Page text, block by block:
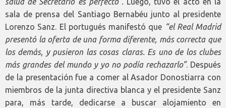
sala de prensa del Santiago Bernabéu junto al presidente
Lorenzo Sanz. El portugués manifestó que “el Real Madrid
presentó la oferta de una forma diferente, más correcta que
los demás, y pusieron las cosas claras. Es uno de los clubes
más grandes del mundo y yo no podía rechazarlo”. Después
de la presentación fue a comer al Asador Donostiarra con
miembros de la junta directiva blanca y el presidente Sanz
para, más tarde, dedicarse a buscar alojamiento en